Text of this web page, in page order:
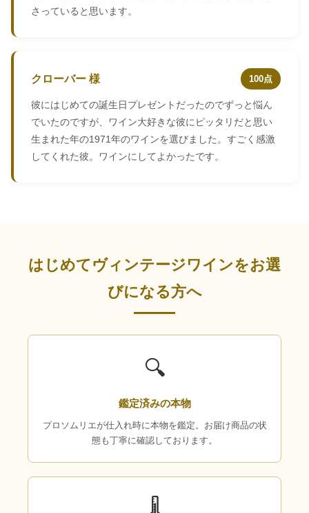
さっていると思います。
クローバー 様 100点
彼にはじめての誕生日プレゼントだったのでずっと悩ん
でいたのですが、ワイン大好きな彼にピッタリだと思い
生まれた年の1971年のワインを選びました。すごく感激
してくれた彼。ワインにしてよかったです。
はじめてヴィンテージワインをお選
びになる方へ
🔍
鑑定済みの本物
プロソムリエが仕入れ時に本物を鑑定。お届け商品の状
態も丁寧に確認しております。